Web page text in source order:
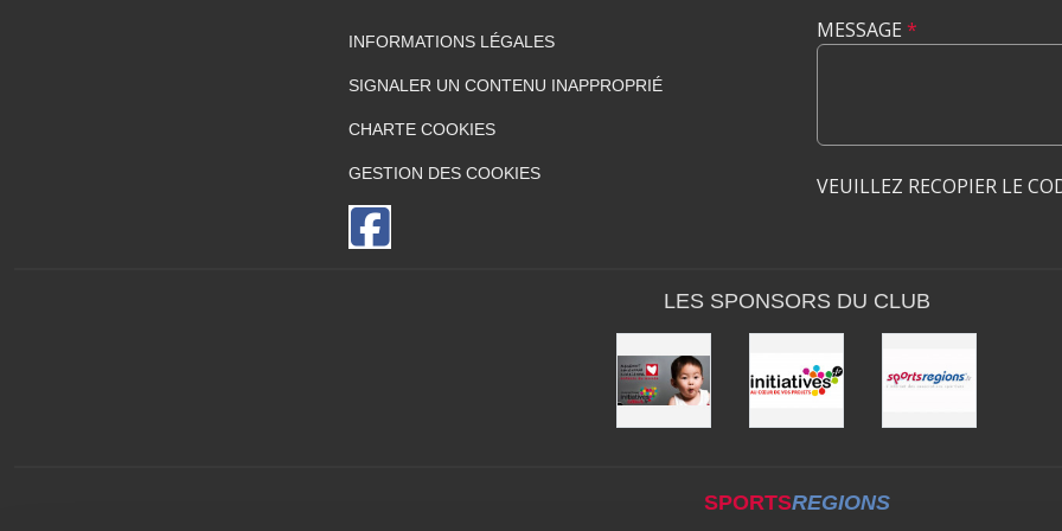
INFORMATIONS LÉGALES
SIGNALER UN CONTENU INAPPROPRIÉ
CHARTE COOKIES
GESTION DES COOKIES
MESSAGE *
VEUILLEZ RECOPIER LE
LES SPONSORS DU CLUB
SPORTSREGIONS